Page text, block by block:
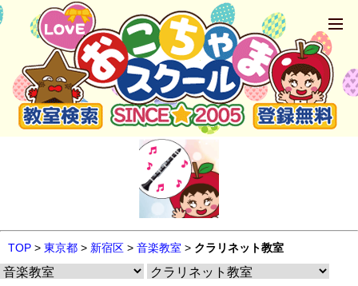
TOP > 東京都 > 新宿区 > 音楽教室 > クラリネット教室